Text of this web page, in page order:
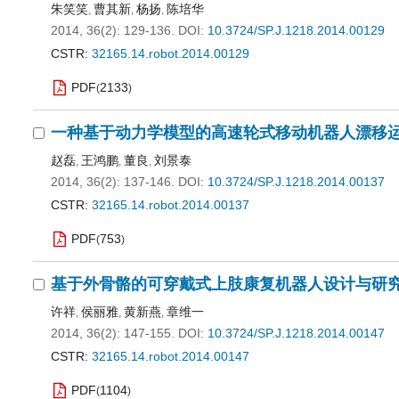
朱笑笑, 曹其新, 杨扬, 陈培华
2014, 36(2): 129-136.
DOI: 10.3724/SP.J.1218.2014.00129
CSTR: 32165.14.robot.2014.00129
PDF(2133)
一种基于动力学模型的高速轮式移动机器人漂移
赵磊, 王鸿鹏, 董良 , 刘景泰
2014, 36(2): 137-146.
DOI: 10.3724/SP.J.1218.2014.00137
CSTR: 32165.14.robot.2014.00137
PDF(753)
基于外骨骼的可穿戴式上肢康复机器人设计与研
许祥, 侯丽雅, 黄新燕, 章维一
2014, 36(2): 147-155.
DOI: 10.3724/SP.J.1218.2014.00147
CSTR: 32165.14.robot.2014.00147
PDF(1104)